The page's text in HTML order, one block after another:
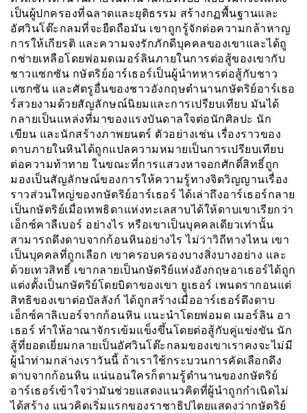
เป็นผู้ปกครองที่ฉลาดและยุติธรรม สร้างกฏพื้นฐานและ
อัศวินโต๊ะกลมที่จะยืดถือมัน เขาถูกรู้จักต่อความกล้าหาญ
การให้เกียรติ และความจงรักภักดีบุคคลของเขาและได้ถู
กช่ายเหลือโดยพ่อมดเมอร์ลินภายในการต่อสู้ของเขากับ
ชาวแซกซัน กษัตริย์อาร์เธอร์เป็นผู้นำทหารต่อสู้กับชาว
เเซกซัน และศัตรูอื่นของชาวอังกฤษตำนานกษัตริย์อาร์เธอ
ร์สวยงามด้วยสัญลักษณ์นิยมและการเปรียบเทียบ มันได้
กลายเป็นแหล่งที่มาของแรงบันดาลใจต่อนักศิลปะ นัก
เขียน และนักสร้างภาพยนตร์ ตัวอย่างเช่น เรื่องราวของ
ดาบภายในหินได้ถูกแปลความหมายเป็นการเปรียบเทียบ
ต่อความท้าทาย ในขณะที่การเเสวงหาจอกศักดิ์สิทธิ์ถูก
มองเป็นสัญลักษณ์ของการให้ความรู้ทางจิตวิญญานเรื่อง
ราวส่วนใหญ่ของกษัตริย์อาร์เธอร์ ได้เล่าถึงอาร์เธอร์กลาย
เป็นกษัตริย์เมื่อเทพธิดาแห่งทะเลสาบได้ให้ดาบเขาเรียกว่า
เอ็กซ์คาลืเบอร์ อย่างไร หรือเขาเป็นบุคคลเดียวเท่านั้น
สามารถดึงดาบจากก้อนหินอย่างไร ไม่ว่าวิถีทางไหน เขา
เป็นบุคคลที่ถูกเลือก เขาครอบครองบางสิ่งบางอย่าง และ
ด้วยเทวสิทธิ์ เขากลายเป็นกษัตริย์แห่งอังกฤษอาเธอร์ได้ถูก
แต่งตั้งเป็นกษัตริย์โดยบิดาของเขา ยูเธอร์ เพนดรากอนแต่
สิทธิของเขาต่อบัลลังก์ ได้ถูกสร้างเมื่ออาร์เธอร์ดึงดาบ
เอ็กซ์คาลิเบอร์จากก้อนหิน เเนะนำโดยพ่อมด เมอร์ลิน อา
เธอร์ ทำให้อาณาจักรเข้มแข็งขึ้นโดยต่อสู้กับคู่แข่งขัน นัก
สู้ที่ยอดเยี่ยมกลายเป็นอัศวินโต๊ะกลมของเขาเราคงจะไม่มี
ผู้นำท่ามกล่างเราวันนี้ ถ้าเราใช้กระบวนการคัดเลือกดึง
ดาบจากก้อนหิน แน่นอนใครก็ตามรู้ตำนานของกษัตริย์
อาร์เธอร์เข้าใจว่ามันช่วยแสดงเเนวคิดที่ผู้นำถูกกำเนิดไม่
ได้สร้าง แนวคิดเริ่มแรกของราชาธิปไตยแสดงว่ากษัตริย์